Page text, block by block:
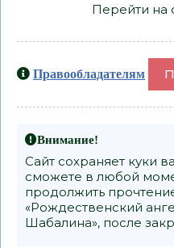
Перейти на
Правообладателям
Внимание!
Сайт сохраняет куки
сможете в любой
продолжить
«Рождественский
Шабалина», после